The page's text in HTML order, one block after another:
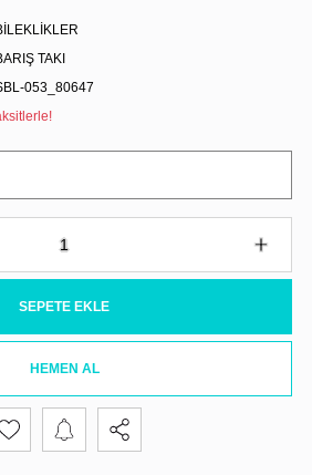
TAKI
053_80647
SEPETE EKLE
HEMEN AL